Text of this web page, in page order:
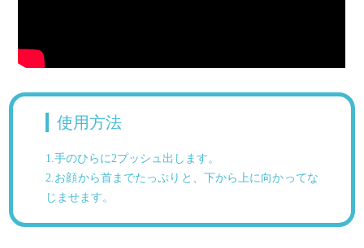
使用方法
1.手のひらに2プッシュ出します。
2.お顔から首までたっぷりと、下から上に向かってな
じませます。